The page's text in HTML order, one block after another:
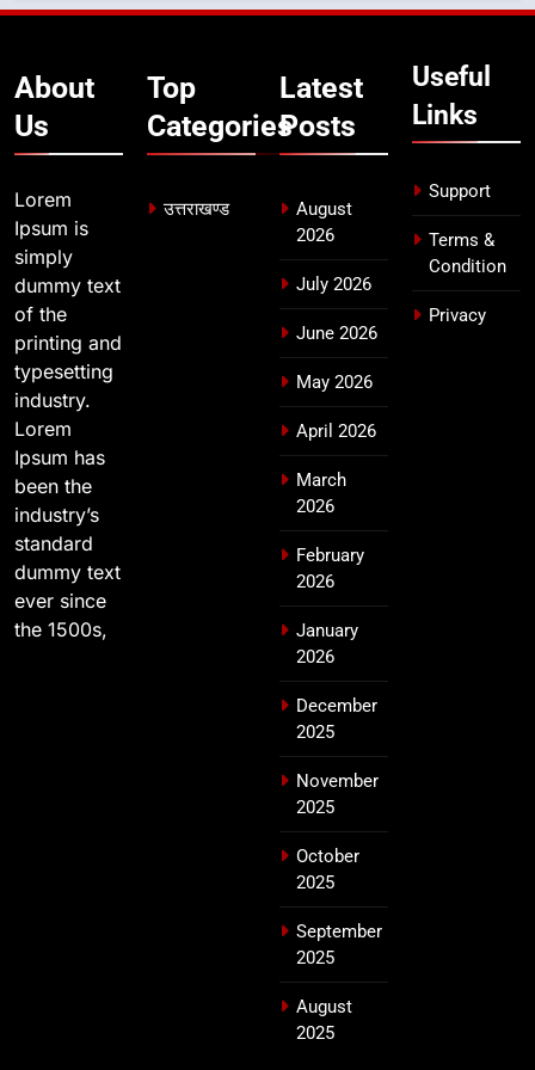
About
Us
Lorem
Ipsum is
simply
dummy text
of the
printing and
typesetting
industry.
Lorem
Ipsum has
been the
industry’s
standard
dummy text
ever since
the 1500s,
Top
Categories
उत्तराखण्ड
Latest
Posts
August
2026
July 2026
June 2026
May 2026
April 2026
March
2026
February
2026
January
2026
December
2025
November
2025
October
2025
September
2025
August
2025
Useful
Links
Support
Terms &
Condition
Privacy